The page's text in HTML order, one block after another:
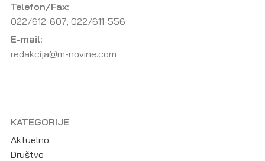
Telefon/Fax:
022/612-607, 022/611-556
E-mail:
redakcija@m-novine.com
KATEGORIJE
Aktuelno
Društvo